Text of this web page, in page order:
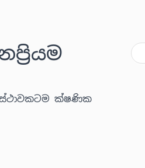
ක්ෂණික